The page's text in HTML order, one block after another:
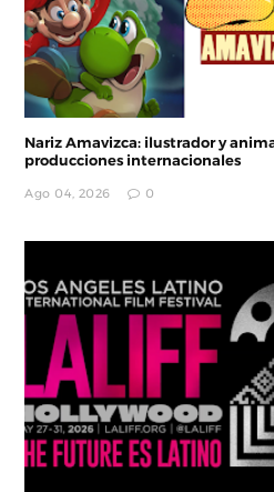
Nariz Amavizca: ilustrador y
producciones internacionales
Ago 04, 2026 0